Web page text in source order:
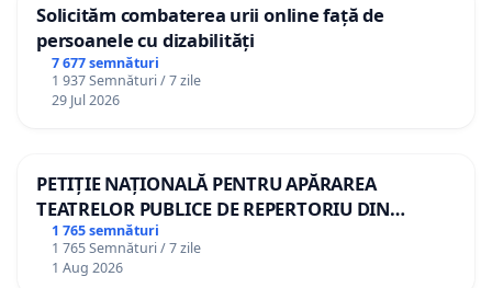
Solicităm combaterea urii online față de
persoanele cu dizabilități
7 677 semnături
1 937 Semnături / 7 zile
29 Jul 2026
PETIȚIE NAȚIONALĂ PENTRU APĂRAREA
TEATRELOR PUBLICE DE REPERTORIU DIN
ROMÂNIA
1 765 semnături
1 765 Semnături / 7 zile
1 Aug 2026